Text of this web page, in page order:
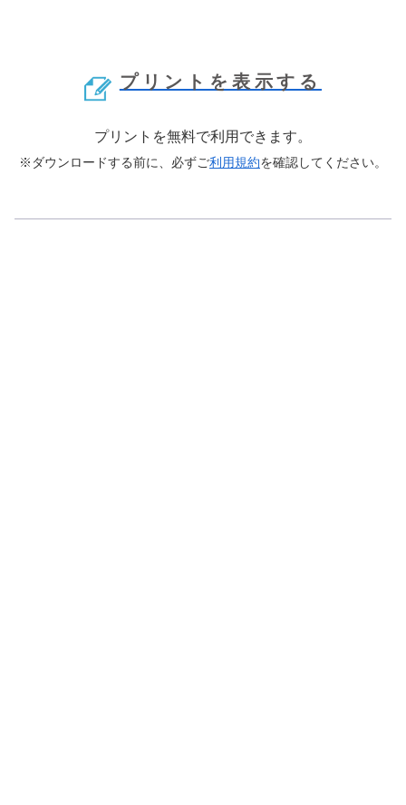
プリントを表示する
プリントを無料で利用できます。
※ダウンロードする前に、必ずご利用規約を確認してください。